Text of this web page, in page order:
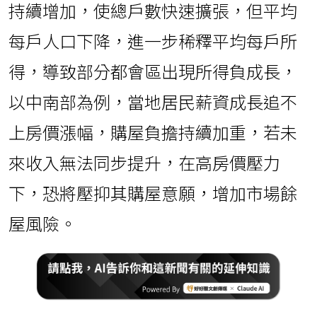
持續增加，使總戶數快速擴張，但平均
每戶人口下降，進一步稀釋平均每戶所
得，導致部分都會區出現所得負成長，
以中南部為例，當地居民薪資成長追不
上房價漲幅，購屋負擔持續加重，若未
來收入無法同步提升，在高房價壓力
下，恐將壓抑其購屋意願，增加市場餘
屋風險。